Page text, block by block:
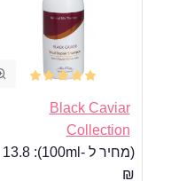
Black Caviar
Collection
(מחיר ל -100ml):
13.8
₪